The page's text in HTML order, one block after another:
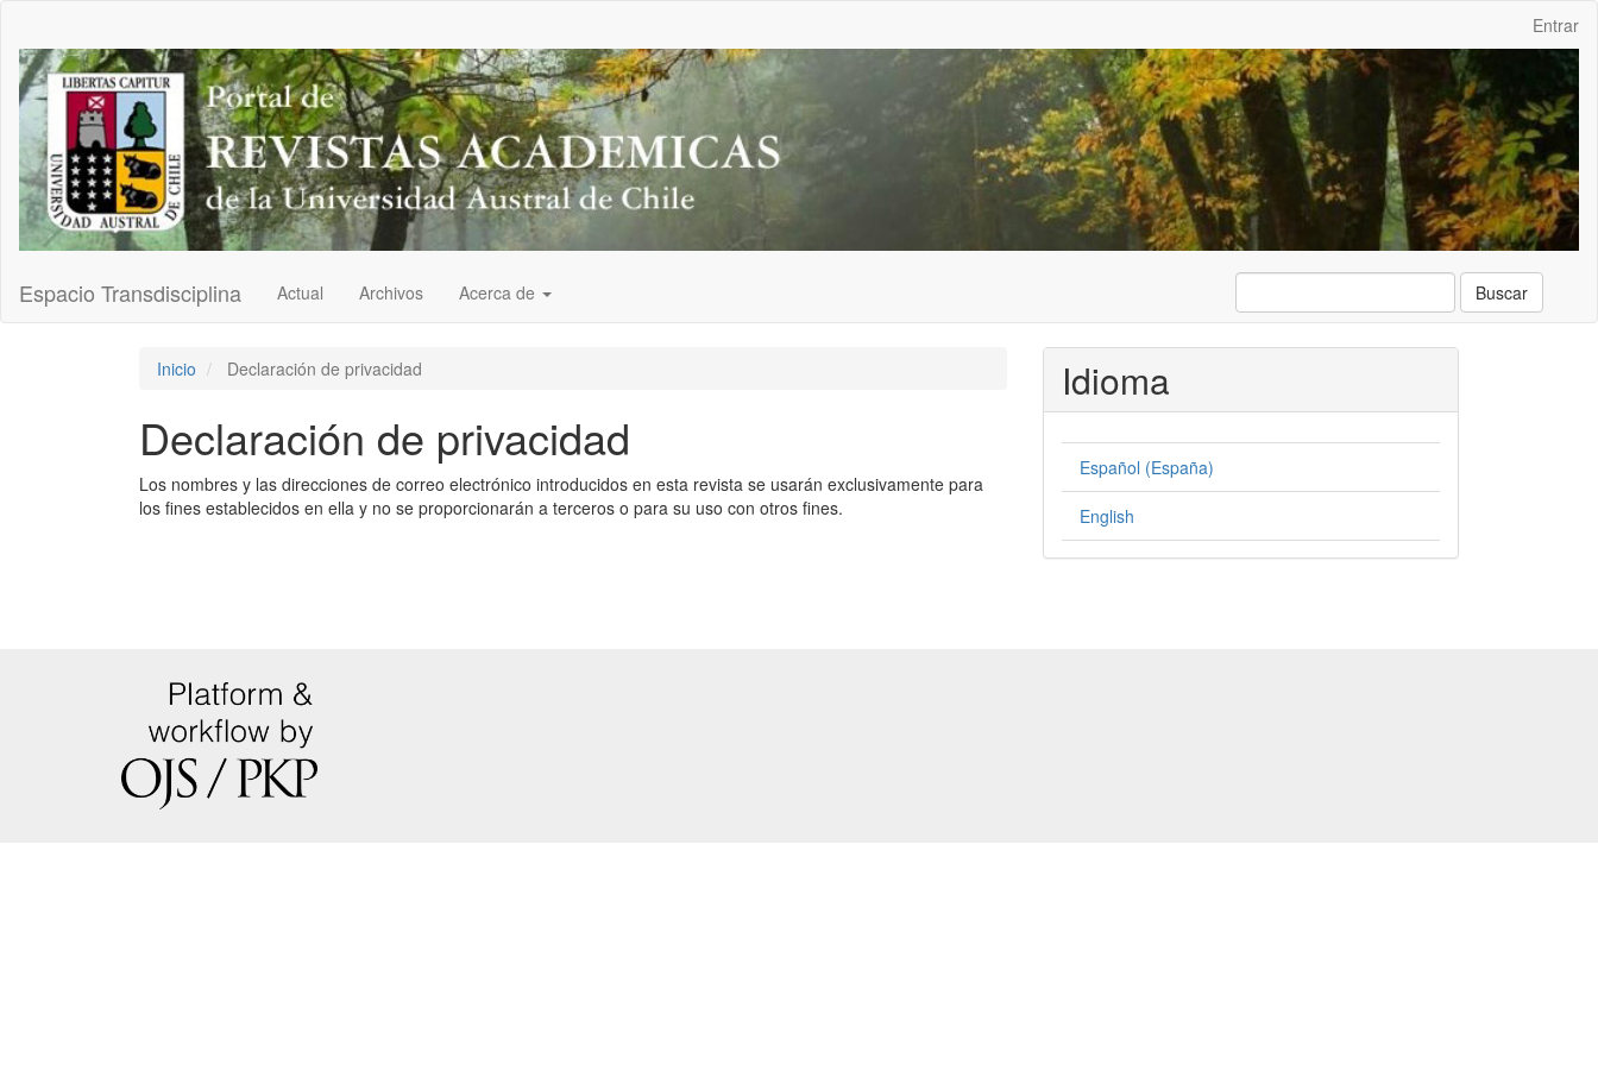
Contenido
principal
Barra
lateral
Entrar
Espacio Transdisciplina Actual Archivos Acerca de Buscar
Inicio Declaración de privacidad
Declaración de privacidad
Los nombres y las direcciones de correo electrónico introducidos en esta revista se usarán exclusivamente para
los fines establecidos en ella y no se proporcionarán a terceros o para su uso con otros fines.
Idioma
Español (España)
English